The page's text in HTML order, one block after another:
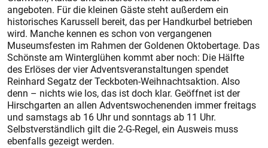
angeboten. Für die kleinen Gäste steht außerdem ein
historisches Karussell bereit, das per Handkurbel betrieben
wird. Manche kennen es schon von vergangenen
Museumsfesten im Rahmen der Goldenen Oktobertage. Das
Schönste am Winterglühen kommt aber noch: Die Hälfte
des Erlöses der vier Adventsveranstaltungen spendet
Reinhard Segatz der Teckboten-Weihnachtsaktion. Also
denn – nichts wie los, das ist doch klar. Geöffnet ist der
Hirschgarten an allen Adventswochenenden immer freitags
und samstags ab 16 Uhr und sonntags ab 11 Uhr.
Selbstverständlich gilt die 2-G-Regel, ein Ausweis muss
ebenfalls gezeigt werden.